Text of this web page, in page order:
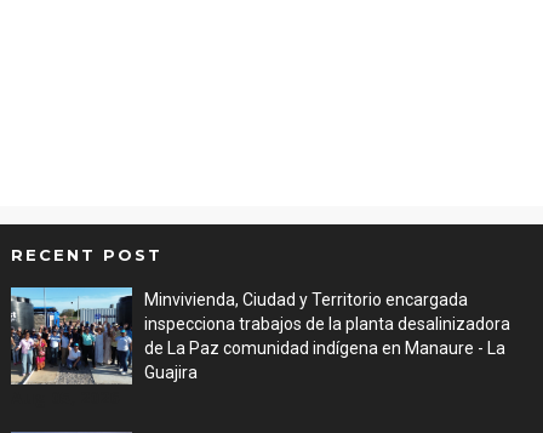
RECENT POST
Minvivienda, Ciudad y Territorio encargada
inspecciona trabajos de la planta desalinizadora
de La Paz comunidad indígena en Manaure - La
Guajira